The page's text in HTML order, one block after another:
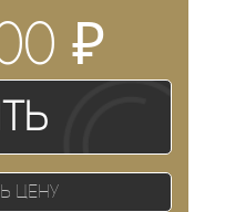
₽
цену